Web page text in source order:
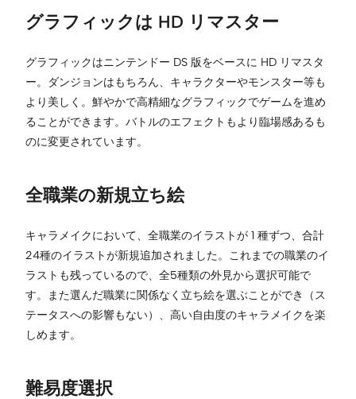
グラフィックは HD リマスター
グラフィックはニンテンドー DS 版をベースに HD リマスタ
ー。ダンジョンはもちろん、キャラクターやモンスター等も
より美しく。鮮やかで高精細なグラフィックでゲームを進め
ることができます。バトルのエフェクトもより臨場感あるも
のに変更されています。
全職業の新規立ち絵
キャラメイクにおいて、全職業のイラストが 1 種ずつ、合計
24種のイラストが新規追加されました。これまでの職業のイ
ラストも残っているので、全5種類の外見から選択可能で
す。また選んだ職業に関係なく立ち絵を選ぶことができ（ス
テータスへの影響もない）、高い自由度のキャラメイクを楽
しめます。
難易度選択